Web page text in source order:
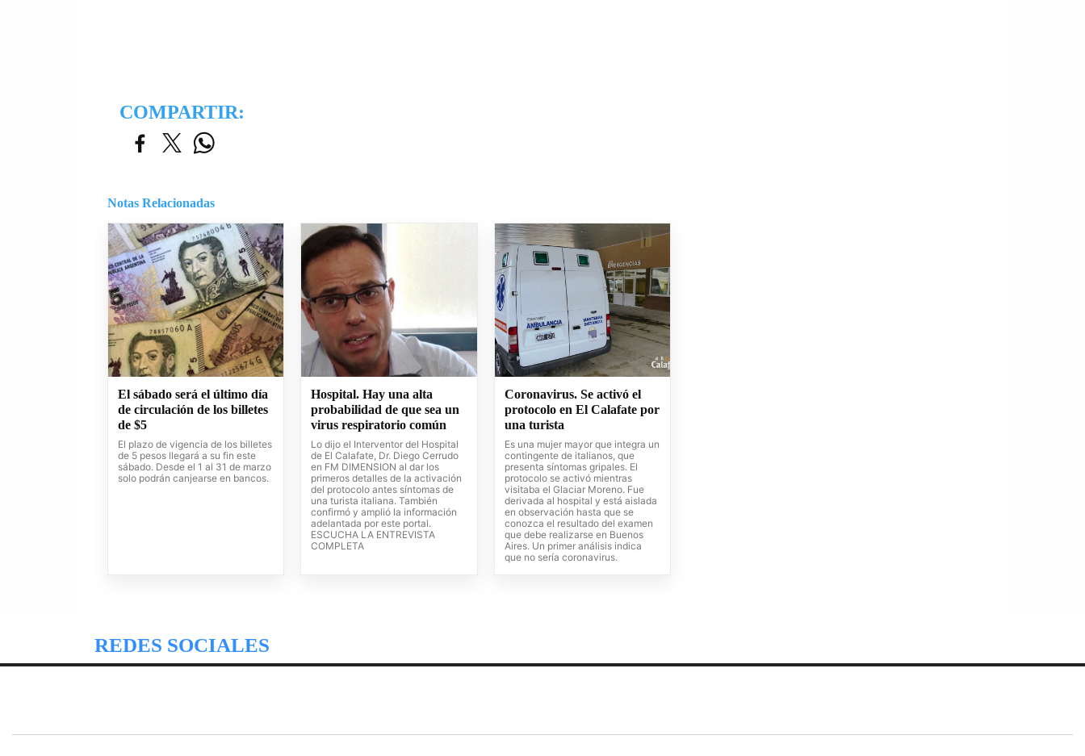
COMPARTIR:
Notas Relacionadas
El sábado será el último día
de circulación de los billetes
de $5
El plazo de vigencia de los billetes
de 5 pesos llegará a su fin este
sábado. Desde el 1 al 31 de marzo
solo podrán canjearse en bancos.
Hospital. Hay una alta
probabilidad de que sea un
virus respiratorio común
Lo dijo el Interventor del Hospital
de El Calafate, Dr. Diego Cerrudo
en FM DIMENSION al dar los
primeros detalles de la activación
del protocolo antes síntomas de
una turista italiana. También
confirmó y amplió la información
adelantada por este portal.
ESCUCHA LA ENTREVISTA
COMPLETA
Coronavirus. Se activó el
protocolo en El Calafate por
una turista
Es una mujer mayor que integra un
contingente de italianos, que
presenta síntomas gripales. El
protocolo se activó mientras
visitaba el Glaciar Moreno. Fue
derivada al hospital y está aislada
en observación hasta que se
conozca el resultado del examen
que debe realizarse en Buenos
Aires. Un primer análisis indica
que no sería coronavirus.
REDES SOCIALES